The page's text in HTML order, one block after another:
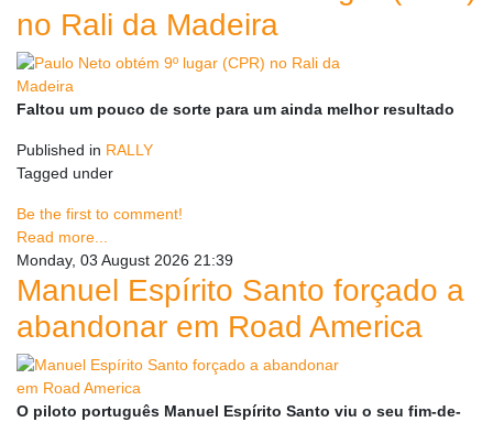
no Rali da Madeira
Faltou um pouco de sorte para um ainda melhor resultado
Published in RALLY
Tagged under
Be the first to comment!
Read more...
Monday, 03 August 2026 21:39
Manuel Espírito Santo forçado a
abandonar em Road America
O piloto português Manuel Espírito Santo viu o seu fim-de-